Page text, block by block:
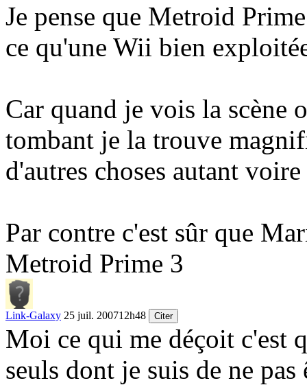
Je pense que Metroid
ce qu'une Wii bien
Car quand je vois la scène
tombant je la trouve
d'autres choses autant
Par contre c'est sûr que
Metroid Prime 3
Link-Galaxy 25 juil. 200712h48 Citer
Moi ce qui me déçoit c'est
seuls dont je suis de ne